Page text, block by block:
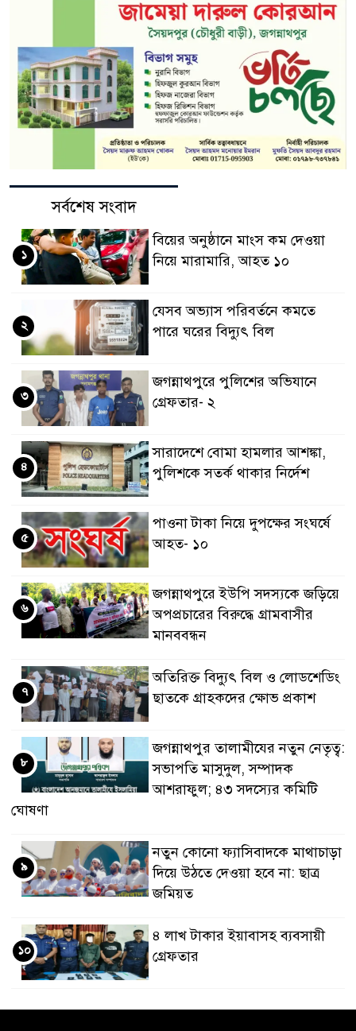
সর্বশেষ সংবাদ
বিয়ের অনুষ্ঠানে মাংস কম দেওয়া
নিয়ে মারামারি, আহত ১০
১
যেসব অভ্যাস পরিবর্তনে কমতে
পারে ঘরের বিদ্যুৎ বিল
২
জগন্নাথপুরে পুলিশের অভিযানে
গ্রেফতার- ২
৩
সারাদেশে বোমা হামলার আশঙ্কা,
পুলিশকে সতর্ক থাকার নির্দেশ
৪
পাওনা টাকা নিয়ে দুপক্ষের সংঘর্ষে
আহত- ১০
৫
জগন্নাথপুরে ইউপি সদস্যকে জড়িয়ে
অপপ্রচারের বিরুদ্ধে গ্রামবাসীর
মানববন্ধন
৬
অতিরিক্ত বিদ্যুৎ বিল ও লোডশেডিং
ছাতকে গ্রাহকদের ক্ষোভ প্রকাশ
৭
জগন্নাথপুর তালামীযের নতুন নেতৃত্ব:
সভাপতি মাসুদুল, সম্পাদক
আশরাফুল; ৪৩ সদস্যের কমিটি
ঘোষণা
৮
নতুন কোনো ফ্যাসিবাদকে মাথাচাড়া
দিয়ে উঠতে দেওয়া হবে না: ছাত্র
জমিয়ত
৯
৪ লাখ টাকার ইয়াবাসহ ব্যবসায়ী
গ্রেফতার
১০